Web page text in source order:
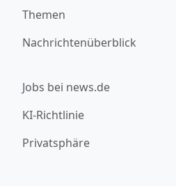
Themen
Nachrichtenüberblick
Jobs bei news.de
KI-Richtlinie
Privatsphäre